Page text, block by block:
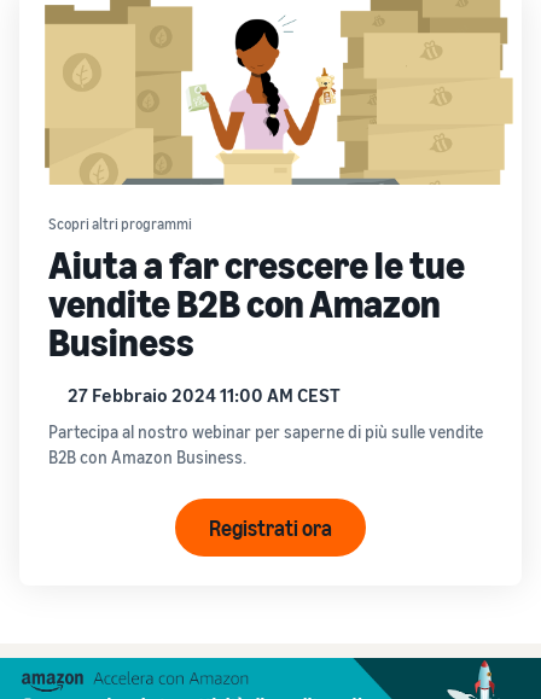
Scopri altri programmi
Aiuta a far crescere le tue
vendite B2B con Amazon
Business
27 Febbraio 2024 11:00 AM CEST
Partecipa al nostro webinar per saperne di più sulle vendite
B2B con Amazon Business.
Registrati ora